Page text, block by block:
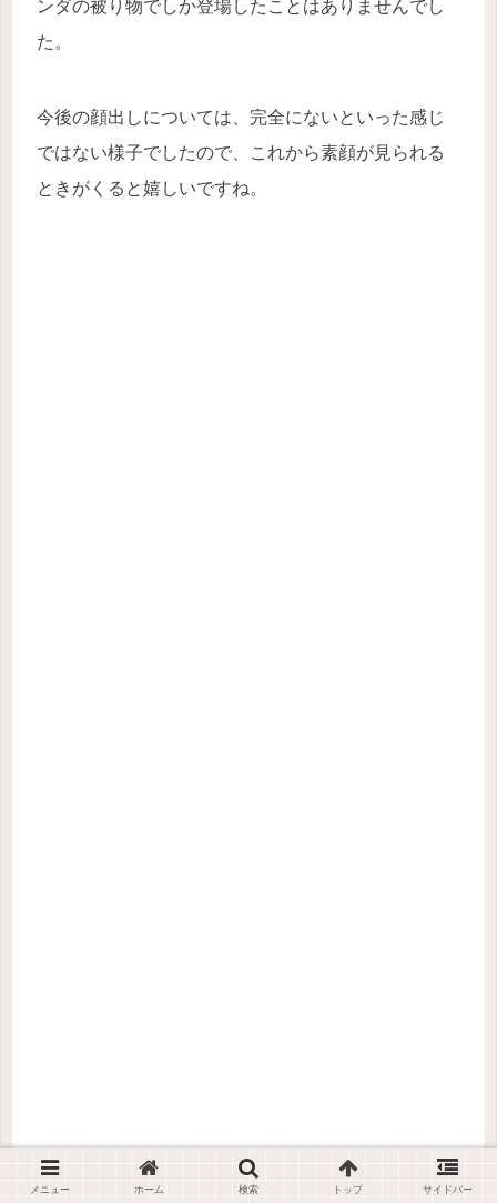
ンダの被り物でしか登場したことはありませんでし
た。
今後の顔出しについては、完全にないといった感じ
ではない様子でしたので、これから素顔が見られる
ときがくると嬉しいですね。
メニュー ホーム 検索 トップ サイドバー